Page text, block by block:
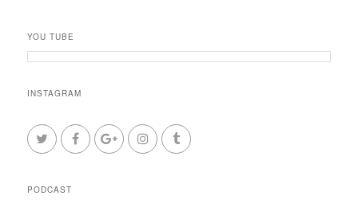
YOU TUBE
INSTAGRAM
PODCAST